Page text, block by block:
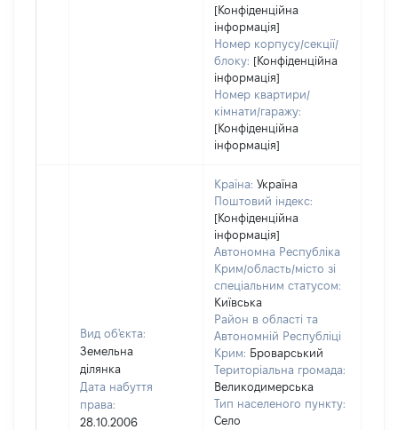
[Конфіденційна
інформація]
Номер корпусу/секції/
блоку: [Конфіденційна
інформація]
Номер квартири/
кімнати/гаражу:
[Конфіденційна
інформація]
Вид об'єкта:
Земельна
ділянка
Дата набуття
права:
28.10.2006
Країна: Україна
Поштовий індекс:
[Конфіденційна
інформація]
Автономна Республіка
Крим/область/місто зі
спеціальним статусом:
Київська
Район в області та
Автономній Республіці
Крим: Броварський
Територіальна громада:
Великодимерська
Тип населеного пункту:
Село